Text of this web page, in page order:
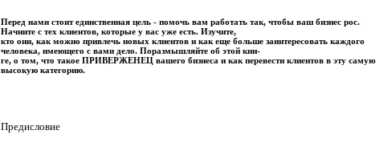
Перед нами стоит единственная цель - помочь вам работать так, чтобы ваш бизнес рос.
Начните с тех клиентов, которые у вас уже есть. Изучите,
кто они, как можно привлечь новых клиентов и как еще больше заинтересовать каждого
человека, имеющего с вами дело. Поразмышляйте об этой кни-
ге, о том, что такое ПРИВЕРЖЕНЕЦ вашего бизнеса и как перевести клиентов в эту самую
высокую категорию.
Предисловие